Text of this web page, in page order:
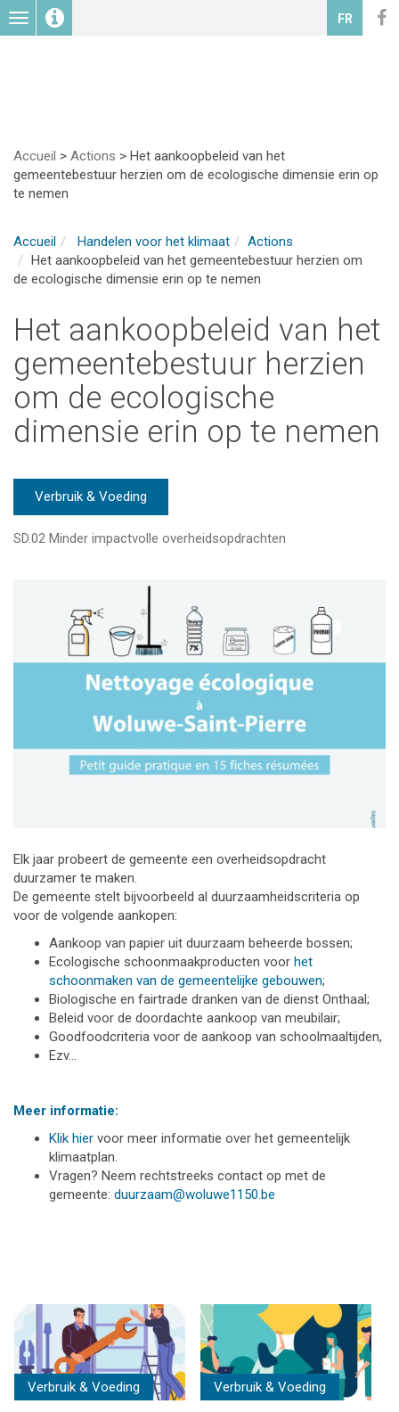
Toggle
navigation
FR
Accueil > Actions > Het aankoopbeleid van het
gemeentebestuur herzien om de ecologische dimensie erin op
te nemen
Accueil Handelen voor het klimaat
Actions
Het aankoopbeleid van het gemeentebestuur herzien om
de ecologische dimensie erin op te nemen
Het aankoopbeleid van het
gemeentebestuur herzien
om de ecologische
dimensie erin op te nemen
Verbruik & Voeding
SD.02 Minder impactvolle overheidsopdrachten
Elk jaar probeert de gemeente een overheidsopdracht
duurzamer te maken.
De gemeente stelt bijvoorbeeld al duurzaamheidscriteria op
voor de volgende aankopen:
Aankoop van papier uit duurzaam beheerde bossen;
Ecologische schoonmaakproducten voor het
schoonmaken van de gemeentelijke gebouwen;
Biologische en fairtrade dranken van de dienst Onthaal;
Beleid voor de doordachte aankoop van meubilair;
Goodfoodcriteria voor de aankoop van schoolmaaltijden,
Ezv…
Meer informatie:
Klik hier voor meer informatie over het gemeentelijk
klimaatplan.
Vragen? Neem rechtstreeks contact op met de
gemeente: duurzaam@woluwe1150.be
Verbruik & Voeding Verbruik & Voeding